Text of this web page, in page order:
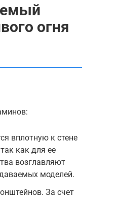
огня
вплотную к стене
как для ее
возглавляют
моделей.
За счет